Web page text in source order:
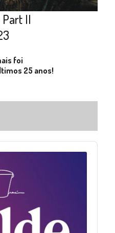
Part II
foi
25 anos!